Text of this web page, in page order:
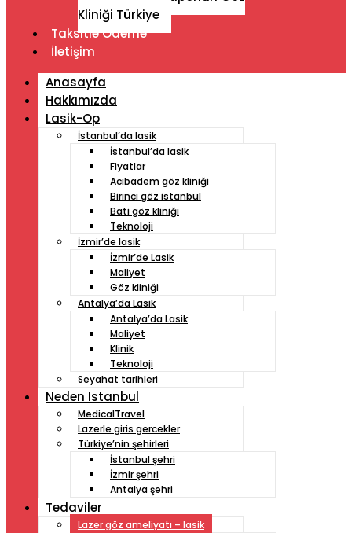
Kliniği Türkiye
Taksitle Ödeme
İletişim
Anasayfa
Hakkımızda
Lasik-Op
İstanbul’da lasik
İstanbul’da lasik
Fiyatlar
Acıbadem göz kliniği
Birinci göz istanbul
Bati göz kliniği
Teknoloji
İzmir’de lasik
İzmir’de Lasik
Maliyet
Göz kliniği
Antalya’da Lasik
Antalya’da Lasik
Maliyet
Klinik
Teknoloji
Seyahat tarihleri
Neden Istanbul
MedicalTravel
Lazerle giris gercekler
Türkiye’nin şehirleri
İstanbul şehri
İzmir şehri
Antalya şehri
Tedaviler
Lazer göz ameliyatı – lasik